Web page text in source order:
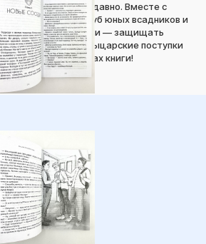
живших давным-давно. Вместе с
они создают Клуб юных всадников и
как рыцари — защищать
Какие же рыцарские поступки
этом на страницах книги!